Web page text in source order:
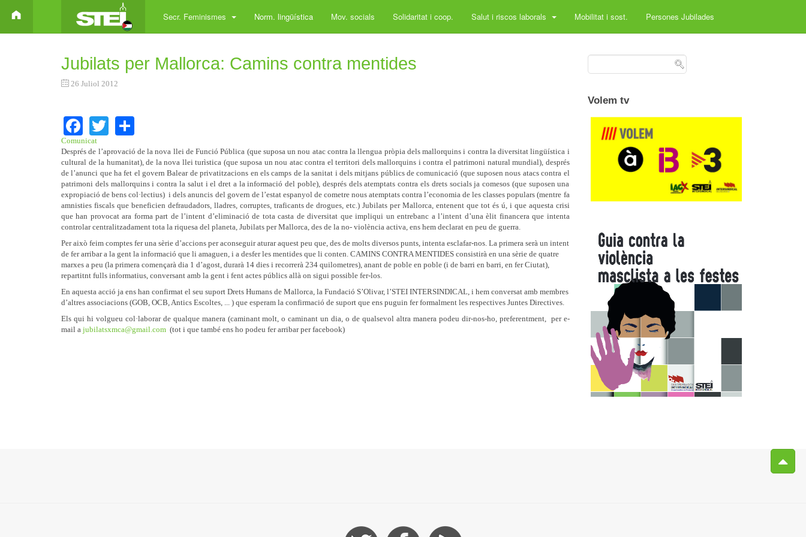
Secr. Feminismes Norm. lingüística Mov. socials Solidaritat i coop. Salut i riscos laborals Mobilitat i sost. Persones Jubilades
Jubilats per Mallorca: Camins contra mentides
26 Juliol 2012
Facebook
Twitter
Comunicat
Després de l’aprovació de la nova llei de Funció Pública (que suposa un nou atac contra la llengua pròpia dels mallorquins i contra la diversitat lingüística i
cultural de la humanitat), de la nova llei turìstica (que suposa un nou atac contra el territori dels mallorquins i contra el patrimoni natural mundial), després
de l’anunci que ha fet el govern Balear de privatitzacions en els camps de la sanitat i dels mitjans públics de comunicació (que suposen nous atacs contra el
patrimoni dels mallorquins i contra la salut i el dret a la informació del poble), després dels atemptats contra els drets socials ja comesos (que suposen una
expropiació de bens col·lectius) i dels anuncis del govern de l’estat espanyol de cometre nous atemptats contra l’economia de les classes populars (mentre fa
amnisties fiscals que beneficien defraudadors, lladres, corruptes, traficants de drogues, etc.) Jubilats per Mallorca, entenent que tot és ú, i que aquesta crisi
que han provocat ara forma part de l’intent d’eliminació de tota casta de diversitat que impliqui un entrebanc a l’intent d’una èlit financera que intenta
controlar centralitzadament tota la riquesa del planeta, Jubilats per Mallorca, des de la no- violència activa, ens hem declarat en peu de guerra.
Per això feim comptes fer una sèrie d’accions per aconseguir aturar aquest peu que, des de molts diversos punts, intenta esclafar-nos. La primera serà un intent
de fer arribar a la gent la informació que li amaguen, i a desfer les mentides que li conten. CAMINS CONTRA MENTIDES consistirà en una sèrie de quatre
marxes a peu (la primera començarà dia 1 d’agost, durarà 14 dies i recorrerà 234 quilometres), anant de poble en poble (i de barri en barri, en fer Ciutat),
repartitnt fulls informatius, conversant amb la gent i fent actes públics allà on sigui possible fer-los.
En aquesta acció ja ens han confirmat el seu suport Drets Humans de Mallorca, la Fundació S’Olivar, l’STEI INTERSINDICAL, i hem conversat amb membres
d’altres associacions (GOB, OCB, Antics Escoltes, ... ) que esperam la confirmació de suport que ens puguin fer formalment les respectives Juntes Directives.
Els qui hi volgueu col·laborar de qualque manera (caminant molt, o caminant un dia, o de qualsevol altra manera podeu dir-nos-ho, preferentment, per e-
mail a jubilatsxmca@gmail.com (tot i que també ens ho podeu fer arribar per facebook)
Volem tv